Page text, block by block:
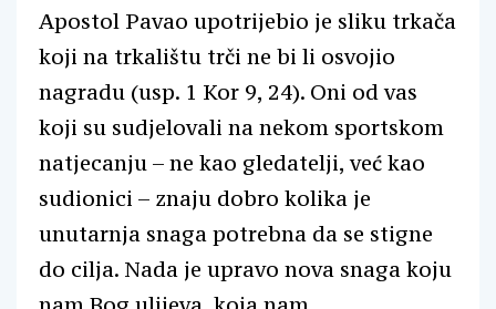
Apostol Pavao upotrijebio je sliku trkača
koji na trkalištu trči ne bi li osvojio
nagradu (usp. 1 Kor 9, 24). Oni od vas
koji su sudjelovali na nekom sportskom
natjecanju – ne kao gledatelji, već kao
sudionici – znaju dobro kolika je
unutarnja snaga potrebna da se stigne
do cilja. Nada je upravo nova snaga koju